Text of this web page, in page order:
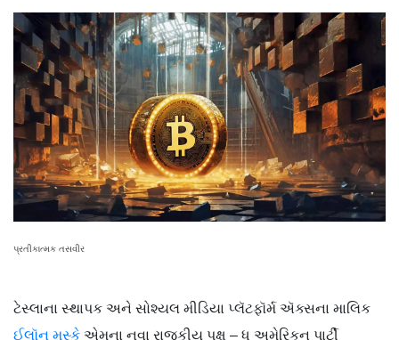
પ્રતીકાત્મક તસવીર
ટેસ્લાના સ્થાપક અને સોશ્યલ મીડિયા પ્લૅટફૉર્મ ઍક્સના માલિક
ઈલૉન મસ્કે એમના નવા રાજકીય પક્ષ – ધ અમેરિકન પાર્ટી